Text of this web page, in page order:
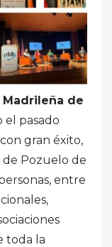
de
el pasado
gran éxito,
de Pozuelo de
entre
toda la